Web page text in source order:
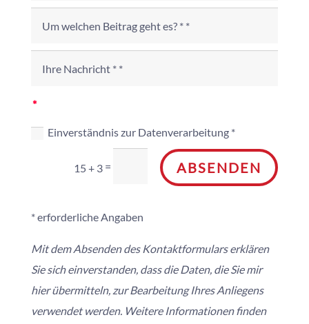
Einverständnis zur Datenverarbeitung *
15 + 3 = ABSENDEN
* erforderliche Angaben
Mit dem Absenden des Kontaktformulars erklären
Sie sich einverstanden, dass die Daten, die Sie mir
hier übermitteln, zur Bearbeitung Ihres Anliegens
verwendet werden. Weitere Informationen finden